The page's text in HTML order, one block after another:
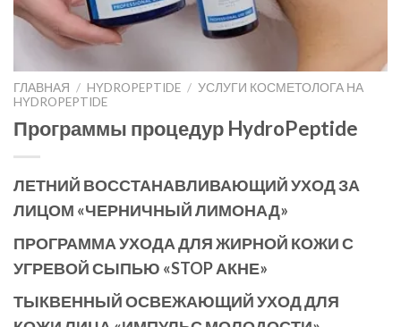
ГЛАВНАЯ / HYDROPEPTIDE / УСЛУГИ КОСМЕТОЛОГА НА
HYDROPEPTIDE
Программы процедур HydroPeptide
ЛЕТНИЙ ВОССТАНАВЛИВАЮЩИЙ УХОД ЗА
ЛИЦОМ «ЧЕРНИЧНЫЙ ЛИМОНАД»
ПРОГРАММА УХОДА ДЛЯ ЖИРНОЙ КОЖИ С
УГРЕВОЙ СЫПЬЮ «STOP АКНЕ»
ТЫКВЕННЫЙ ОСВЕЖАЮЩИЙ УХОД ДЛЯ